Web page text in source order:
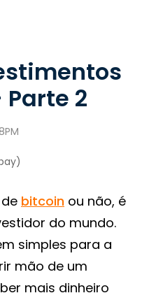
2
bitcoin ou não, é
do mundo.
simples para a
mão de um
mais dinheiro